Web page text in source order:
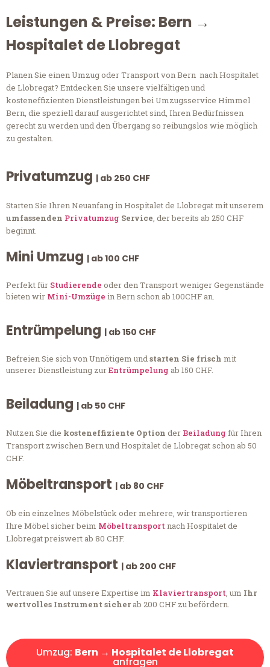
Leistungen & Preise: Bern →
Hospitalet de Llobregat
Planen Sie einen Umzug oder Transport von Bern nach Hospitalet
de Llobregat? Entdecken Sie unsere vielfältigen und
kosteneffizienten Dienstleistungen bei Umzugsservice Himmel
Bern, die speziell darauf ausgerichtet sind, Ihren Bedürfnissen
gerecht zu werden und den Übergang so reibungslos wie möglich
zu gestalten.
Privatumzug | ab 250 CHF
Starten Sie Ihren Neuanfang in Hospitalet de Llobregat mit unserem
umfassenden Privatumzug Service, der bereits ab 250 CHF
beginnt.
Mini Umzug | ab 100 CHF
Perfekt für Studierende oder den Transport weniger Gegenstände
bieten wir Mini-Umzüge in Bern schon ab 100CHF an.
Entrümpelung | ab 150 CHF
Befreien Sie sich von Unnötigem undstarten Sie frisch mit
unserer Dienstleistung zurEntrümpelung ab 150 CHF.
Beiladung | ab 50 CHF
Nutzen Sie die kosteneffiziente Option der Beiladung für Ihren
Transport zwischen Bern und Hospitalet de Llobregat schon ab 50
CHF.
Möbeltransport | ab 80 CHF
Ob ein einzelnes Möbelstück oder mehrere, wir transportieren
Ihre Möbel sicher beim Möbeltransportnach Hospitalet de
Llobregat preiswert ab 80 CHF.
Klaviertransport | ab 200 CHF
Vertrauen Sie auf unsere Expertise im Klaviertransport, um Ihr
wertvolles Instrument sicherab 200 CHF zu befördern.
Umzug: Bern → Hospitalet de Llobregat
anfragen